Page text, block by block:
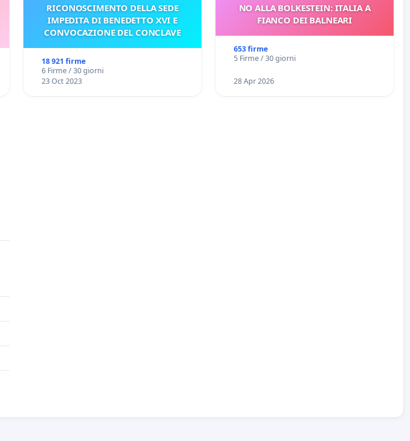
RICONOSCIMENTO DELLA SEDE
IMPEDITA DI BENEDETTO XVI E
CONVOCAZIONE DEL CONCLAVE
18 921 firme
6 Firme / 30 giorni
23 Oct 2023
NO ALLA BOLKESTEIN: ITALIA A
FIANCO DEI BALNEARI
653 firme
5 Firme / 30 giorni
28 Apr 2026